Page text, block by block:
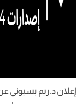
إعلان د.ريم بسيوني عن